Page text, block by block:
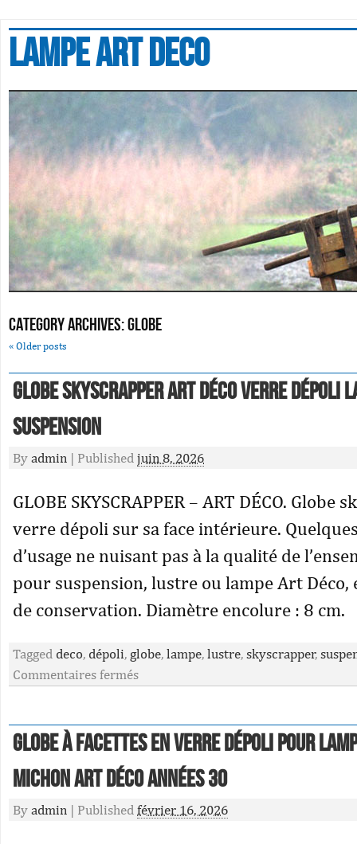
Lampe art deco
Category Archives:globe
« Older posts
Globe skyscrapper Art Déco Verre dépoli
suspension
By admin | Published juin 8, 2026
GLOBE SKYSCRAPPER – ART DÉCO. Globe
verre dépoli sur sa face intérieure.
d’usage ne nuisant pas à la qualité de
pour suspension, lustre ou lampe Art Déco,
de conservation. Diamètre encolure : 8 cm.
Tagged deco, dépoli, globe, lampe, lustre, skyscrapper,
Commentaires fermés
Globe à facettes en verre dépoli pour
Michon art déco années 30
By admin | Published février 16, 2026